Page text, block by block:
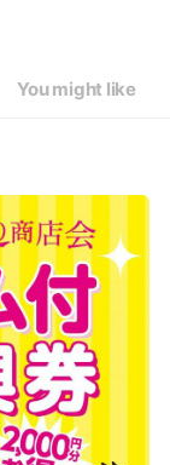
You might like